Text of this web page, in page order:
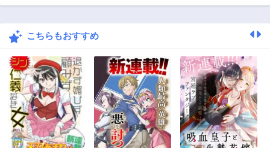
第69.1話 第68.2話
第68.1話
第67.1話
11ヶ月前
第66.2話
1年前
第66.1話
1年前
第65.2話
1年前
第65.1話
1年前
第64.2話
1年前
こちらもおすすめ